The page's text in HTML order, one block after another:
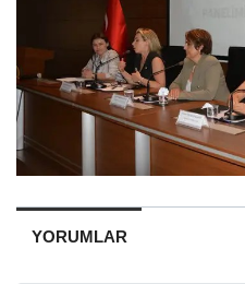
YORUMLAR